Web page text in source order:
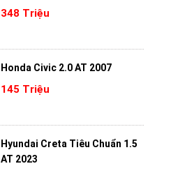
348 Triệu
Honda Civic 2.0 AT 2007
145 Triệu
Hyundai Creta Tiêu Chuẩn 1.5
AT 2023